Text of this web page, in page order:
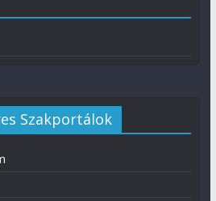
Szakportálok